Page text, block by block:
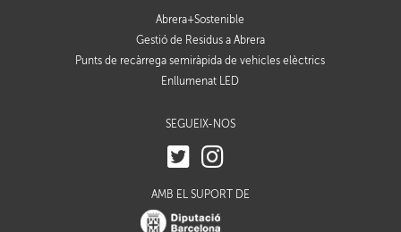
Abrera+Sostenible
Gestió de Residus a Abrera
Punts de recàrrega semiràpida de vehicles elèctrics
Enllumenat LED
SEGUEIX-NOS
AMB EL SUPORT DE